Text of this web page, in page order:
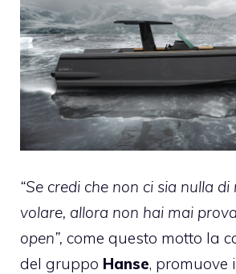
“Se credi che non ci sia nulla
volare, allora non hai mai
open”, come questo motto la
del gruppo Hanse, promuove